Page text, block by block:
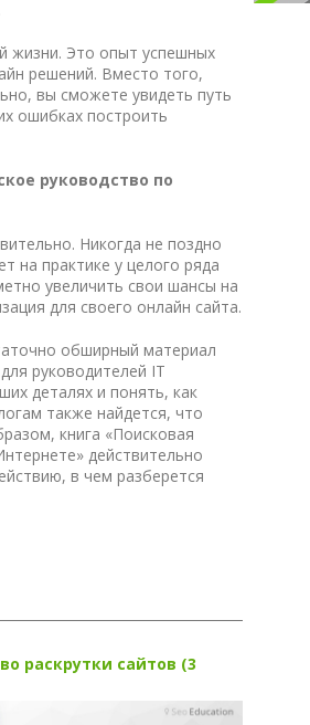
жизни. Это опыт успешных
решений. Вместо того,
вы сможете увидеть путь
ошибках построить
руководство по
Никогда не поздно
на практике у целого ряда
увеличить свои шансы на
для своего онлайн сайта.
обширный материал
руководителей IT
деталях и понять, как
также найдется, что
книга «Поисковая
действительно
в чем разберется
раскрутки сайтов (3